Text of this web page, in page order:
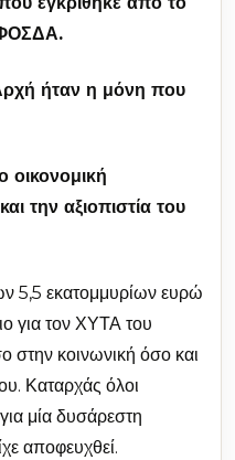
ΦΟΣΔΑ.
ήταν η μόνη που
οικονομική
την αξιοπιστία του
5,5 εκατομμυρίων ευρώ
για τον ΧΥΤΑ του
στην κοινωνική όσο και
Καταρχάς όλοι
μία δυσάρεστη
αποφευχθεί.